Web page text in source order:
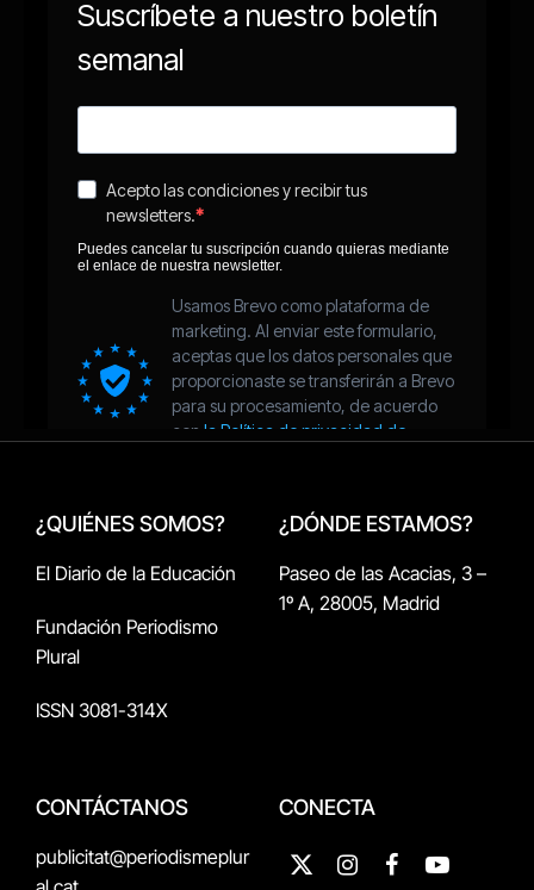
¿QUIÉNES SOMOS?
El Diario de la Educación
Fundación Periodismo
Plural
ISSN 3081-314X
¿DÓNDE ESTAMOS?
Paseo de las Acacias, 3 –
1º A, 28005, Madrid
CONTÁCTANOS
publicitat@periodismeplur
CONECTA
X
InstagramFacebookYouTube